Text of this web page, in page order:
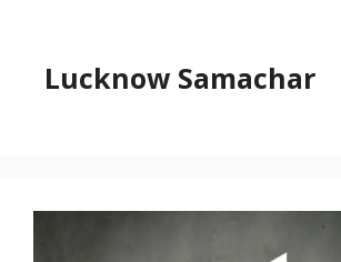
contentLucknow Samachar